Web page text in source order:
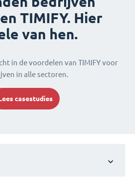
TIMIFY. Hier
van hen.
in de voordelen van TIMIFY voor
in alle sectoren.
casestudies